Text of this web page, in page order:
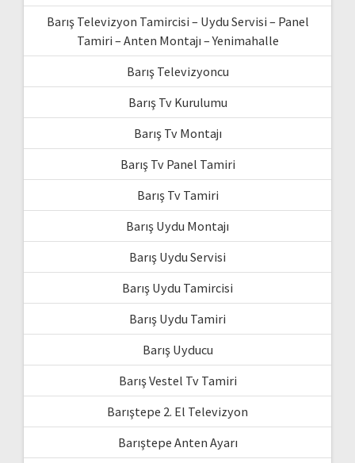
Barış Televizyon Tamircisi – Uydu Servisi – Panel
Tamiri – Anten Montajı – Yenimahalle
Barış Televizyoncu
Barış Tv Kurulumu
Barış Tv Montajı
Barış Tv Panel Tamiri
Barış Tv Tamiri
Barış Uydu Montajı
Barış Uydu Servisi
Barış Uydu Tamircisi
Barış Uydu Tamiri
Barış Uyducu
Barış Vestel Tv Tamiri
Barıştepe 2. El Televizyon
Barıştepe Anten Ayarı